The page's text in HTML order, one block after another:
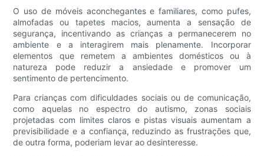
O uso de móveis aconchegantes e familiares, como pufes,
almofadas ou tapetes macios, aumenta a sensação de
segurança, incentivando as crianças a permanecerem no
ambiente e a interagirem mais plenamente. Incorporar
elementos que remetem a ambientes domésticos ou à
natureza pode reduzir a ansiedade e promover um
sentimento de pertencimento.
Para crianças com dificuldades sociais ou de comunicação,
como aquelas no espectro do autismo, zonas sociais
projetadas com limites claros e pistas visuais aumentam a
previsibilidade e a confiança, reduzindo as frustrações que,
de outra forma, poderiam levar ao desinteresse.